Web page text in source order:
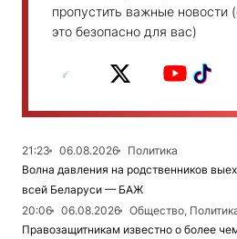
пропустить важные новости
это безопасно для вас)
21:23 06.08.2026
Политика
Волна давления на родственников
всей Беларуси — БАЖ
20:06
06.08.2026
Общество,
Правозащитникам известно о более